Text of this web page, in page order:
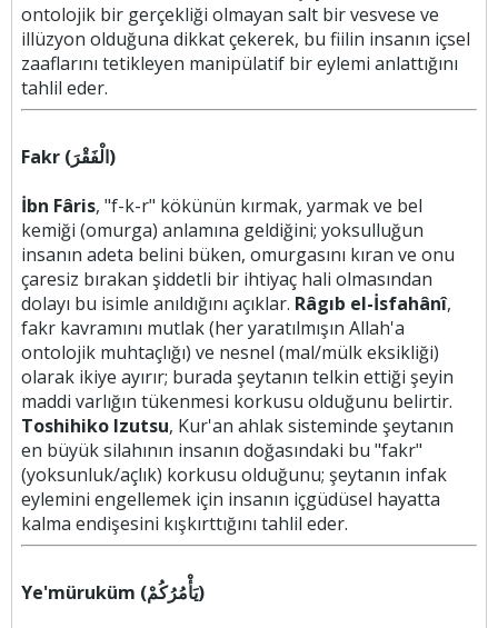
ontolojik bir gerçekliği olmayan salt bir vesvese ve
illüzyon olduğuna dikkat çekerek, bu fiilin insanın içsel
zaaflarını tetikleyen manipülatif bir eylemi anlattığını
tahlil eder.
Fakr (الْفَقْرَ)
İbn Fâris, "f-k-r" kökünün kırmak, yarmak ve bel
kemiği (omurga) anlamına geldiğini; yoksulluğun
insanın adeta belini büken, omurgasını kıran ve onu
çaresiz bırakan şiddetli bir ihtiyaç hali olmasından
dolayı bu isimle anıldığını açıklar. Râgıb el-İsfahânî,
fakr kavramını mutlak (her yaratılmışın Allah'a
ontolojik muhtaçlığı) ve nesnel (mal/mülk eksikliği)
olarak ikiye ayırır; burada şeytanın telkin ettiği şeyin
maddi varlığın tükenmesi korkusu olduğunu belirtir.
Toshihiko Izutsu, Kur'an ahlak sisteminde şeytanın
en büyük silahının insanın doğasındaki bu "fakr"
(yoksunluk/açlık) korkusu olduğunu; şeytanın infak
eylemini engellemek için insanın içgüdüsel hayatta
kalma endişesini kışkırttığını tahlil eder.
Ye'müruküm (يَأْمُرُكُمْ)